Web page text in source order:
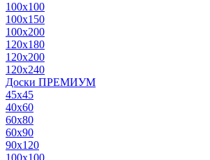
100x100
100x150
100x200
120x180
120x200
120x240
Доски ПРЕМИУМ
45x45
40x60
60x80
60x90
90x120
100x100